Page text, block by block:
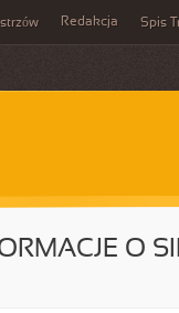
Redakcja Spis
O